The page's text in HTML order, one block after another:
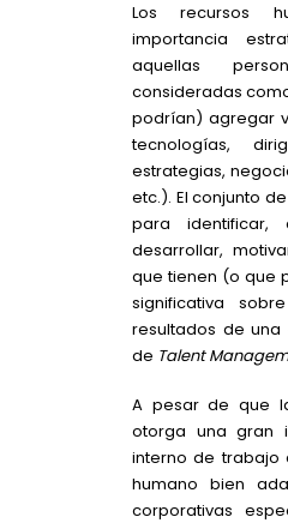
Los recursos
importancia
aquellas
consideradas
podrían) agregar
tecnologías,
estrategias,
etc.). El conjunto
para identificar,
desarrollar,
que tienen (o que
significativa
resultados de
de Talent
A pesar de que
otorga una gran
interno de trabajo
humano bien
corporativas